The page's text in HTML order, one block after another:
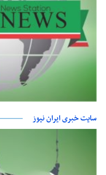
سایت خبری ایران نیوز